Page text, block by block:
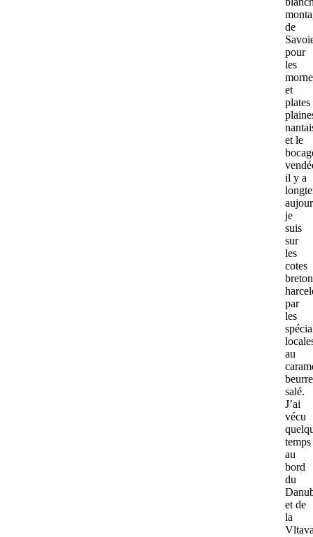
de
pour
les
et
plates
et le
il y a
je
suis
sur
les
cotes
par
les
au
beurre
salé.
J’ai
vécu
temps
au
bord
du
et de
la